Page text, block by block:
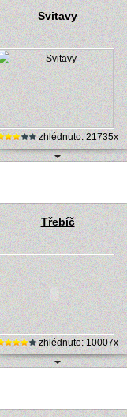
Svitavy
zhlédnuto: 21735x
Třebíč
zhlédnuto: 10007x